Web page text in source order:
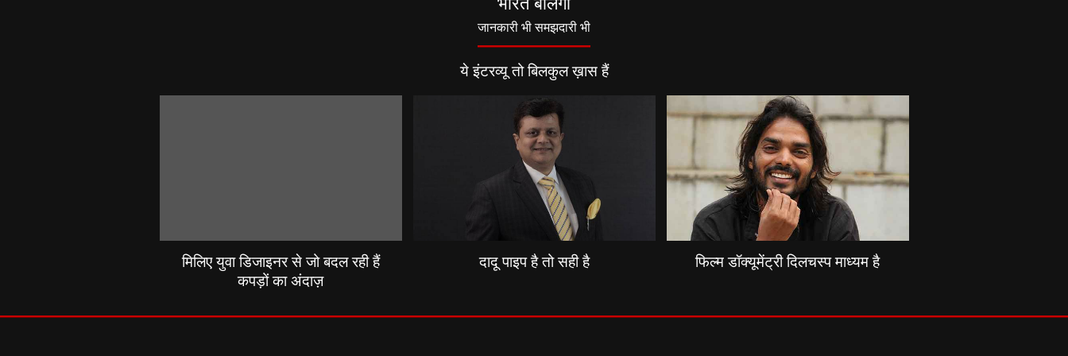
जानकारी भी समझदारी भी
ये इंटरव्यू तो बिलकुल ख़ास हैं
मिलिए युवा डिजाइनर से जो बदल रही हैं
कपड़ों का अंदाज़
दादू पाइप है तो सही है फिल्म डॉक्यूमेंट्री दिलचस्प माध्यम है